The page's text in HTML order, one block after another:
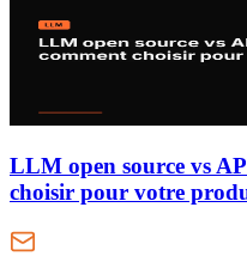
LLM open source vs
choisir pour votre